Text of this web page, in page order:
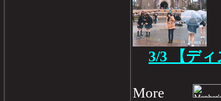
3/3 【デ
More